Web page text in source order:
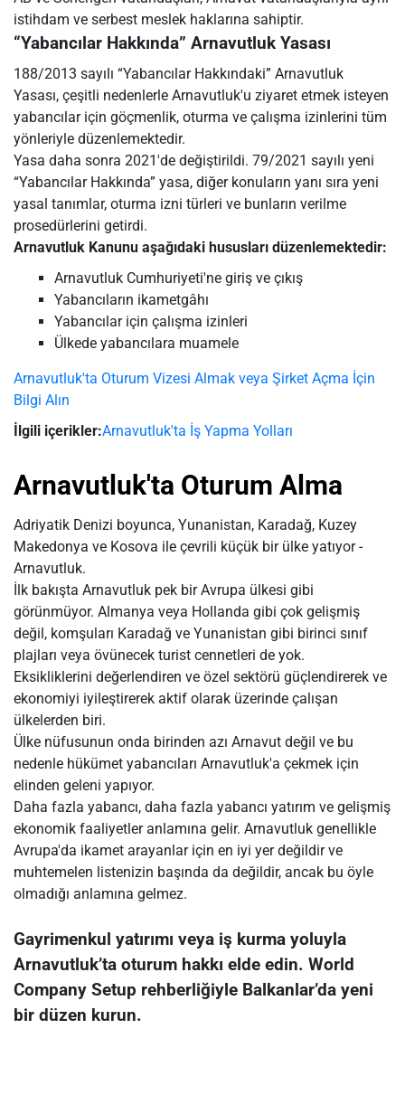
istihdam ve serbest meslek haklarına sahiptir.
“Yabancılar Hakkında” Arnavutluk Yasası
188/2013 sayılı “Yabancılar Hakkındaki” Arnavutluk
Yasası, çeşitli nedenlerle Arnavutluk'u ziyaret etmek isteyen
yabancılar için göçmenlik, oturma ve çalışma izinlerini tüm
yönleriyle düzenlemektedir.
Yasa daha sonra 2021'de değiştirildi. 79/2021 sayılı yeni
“Yabancılar Hakkında” yasa, diğer konuların yanı sıra yeni
yasal tanımlar, oturma izni türleri ve bunların verilme
prosedürlerini getirdi.
Arnavutluk Kanunu aşağıdaki hususları düzenlemektedir:
Arnavutluk Cumhuriyeti'ne giriş ve çıkış
Yabancıların ikametgâhı
Yabancılar için çalışma izinleri
Ülkede yabancılara muamele
Arnavutluk'ta Oturum Vizesi Almak veya Şirket Açma İçin
Bilgi Alın
İlgili içerikler:Arnavutluk'ta İş Yapma Yolları
Arnavutluk'ta Oturum Alma
Adriyatik Denizi boyunca, Yunanistan, Karadağ, Kuzey
Makedonya ve Kosova ile çevrili küçük bir ülke yatıyor -
Arnavutluk.
İlk bakışta Arnavutluk pek bir Avrupa ülkesi gibi
görünmüyor. Almanya veya Hollanda gibi çok gelişmiş
değil, komşuları Karadağ ve Yunanistan gibi birinci sınıf
plajları veya övünecek turist cennetleri de yok.
Eksikliklerini değerlendiren ve özel sektörü güçlendirerek ve
ekonomiyi iyileştirerek aktif olarak üzerinde çalışan
ülkelerden biri.
Ülke nüfusunun onda birinden azı Arnavut değil ve bu
nedenle hükümet yabancıları Arnavutluk'a çekmek için
elinden geleni yapıyor.
Daha fazla yabancı, daha fazla yabancı yatırım ve gelişmiş
ekonomik faaliyetler anlamına gelir. Arnavutluk genellikle
Avrupa'da ikamet arayanlar için en iyi yer değildir ve
muhtemelen listenizin başında da değildir, ancak bu öyle
olmadığı anlamına gelmez.
Gayrimenkul yatırımı veya iş kurma yoluyla
Arnavutluk’ta oturum hakkı elde edin. World
Company Setup rehberliğiyle Balkanlar’da yeni
bir düzen kurun.